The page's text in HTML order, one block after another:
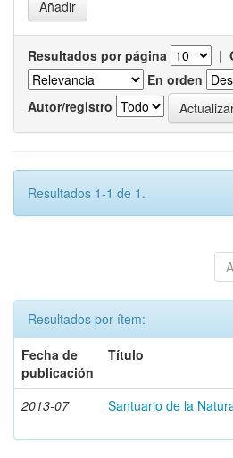
Resultados por página |
En orden
Autor/registro
Resultados 1-1 de 1.
Resultados por ítem:
Fecha de
publicación
Título
2013-07 Santuario de la